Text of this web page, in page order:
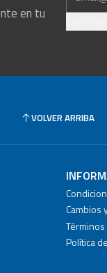
en tu
VOLVER ARRIBA
Cambios
Política